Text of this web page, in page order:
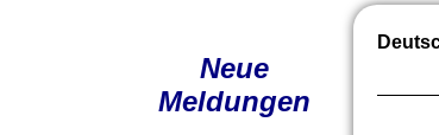
Neue
Meldungen